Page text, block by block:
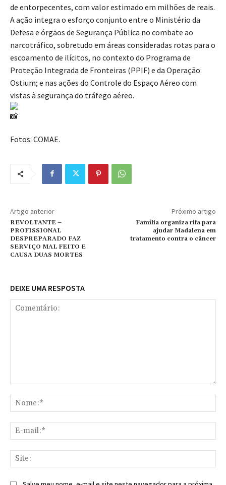
de entorpecentes, com valor estimado em milhões de reais.
A ação integra o esforço conjunto entre o Ministério da
Defesa e órgãos de Segurança Pública no combate ao
narcotráfico, sobretudo em áreas consideradas rotas para o
escoamento de ilícitos, no contexto do Programa de
Proteção Integrada de Fronteiras (PPIF) e da Operação
Ostium; e nas ações do Controle do Espaço Aéreo com
vistas à segurança do tráfego aéreo.
Fotos: COMAE.
Artigo anterior
REVOLTANTE –
PROFISSIONAL
DESPREPARADO FAZ
SERVIÇO MAL FEITO E
CAUSA DUAS MORTES
Próximo artigo
Família organiza rifa para
ajudar Madalena em
tratamento contra o câncer
DEIXE UMA RESPOSTA